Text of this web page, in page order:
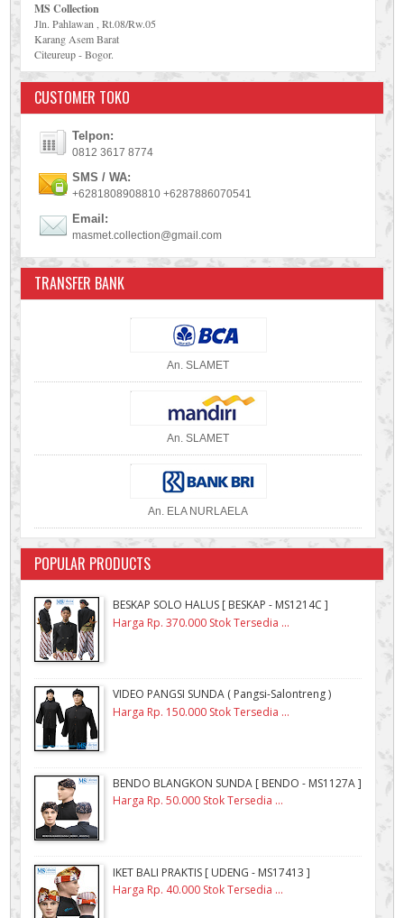
MS Collection
Jln. Pahlawan , Rt.08/Rw.05
Karang Asem Barat
Citeureup - Bogor.
CUSTOMER TOKO
Telpon:
0812 3617 8774
SMS / WA:
+6281808908810 +6287886070541
Email:
masmet.collection@gmail.com
TRANSFER BANK
An. SLAMET
An. SLAMET
An. ELA NURLAELA
POPULAR PRODUCTS
BESKAP SOLO HALUS [ BESKAP - MS1214C ]
Harga Rp. 370.000 Stok Tersedia ...
VIDEO PANGSI SUNDA ( Pangsi-Salontreng )
Harga Rp. 150.000 Stok Tersedia ...
BENDO BLANGKON SUNDA [ BENDO - MS1127A ]
Harga Rp. 50.000 Stok Tersedia ...
IKET BALI PRAKTIS [ UDENG - MS17413 ]
Harga Rp. 40.000 Stok Tersedia ...